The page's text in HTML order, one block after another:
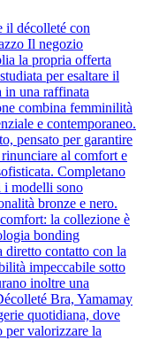
il décolleté con
Il negozio
la propria offerta
per esaltare il
in una raffinata
combina femminilità
e contemporaneo.
pensato per garantire
al comfort e
Completano
i modelli sono
bronze e nero.
la collezione è
bonding
diretto contatto con la
impeccabile sotto
inoltre una
Bra, Yamamay
quotidiana, dove
per valorizzare la